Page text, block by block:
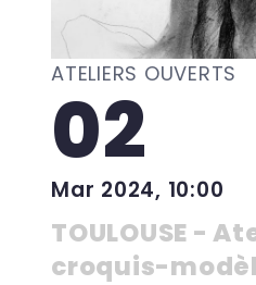
ATELIERS OUVERTS
02
Mar 2024, 10:00
TOULOUSE -
croquis-